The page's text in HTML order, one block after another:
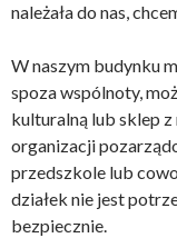
należała do nas,
W naszym budynku
spoza wspólnoty,
kulturalną lub sklep
organizacji
przedszkole lub
działek nie jest
bezpiecznie.